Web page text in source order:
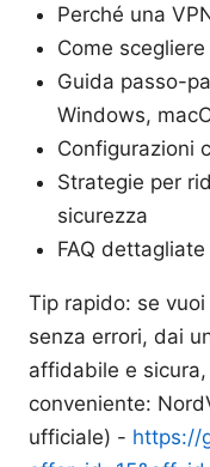
Perché una
Come
Guida passo-
Windows,
Configurazioni
Strategie per
sicurezza
FAQ
Tip rapido: se
senza errori, dai
affidabile e
conveniente:
ufficiale) - https://